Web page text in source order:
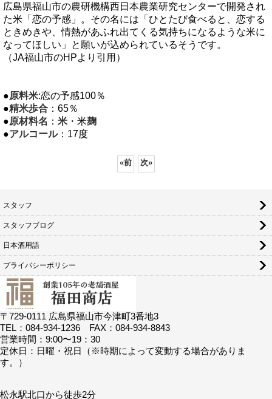
広島県福山市の農研機構西日本農業研究センターで開発され
た米「恋の予感」。その名には「ひとたび食べると、恋する
ときめきや、情熱があふれ出てくる気持ちになるような米に
なってほしい」と願いが込められているそうです。
（JA福山市のHPより引用）
●原料米:恋の予感100％
●精米歩合 ：65％
●原材料名 ： 米 ・米麹
●アルコール：17度
«前 次»
スタッフ
スタッフブログ
日本酒用語
プライバシーポリシー
〒729-0111 広島県福山市今津町3番地3
TEL：084-934-1236 FAX：084-934-8843
営業時間：9:00〜19：30
定休日：日曜・祝日（※時期によって変動する場合がありま
す。）
松永駅北口から徒歩2分